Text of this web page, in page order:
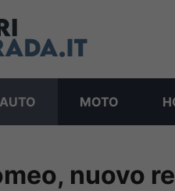
AUTO MOTO
nuovo